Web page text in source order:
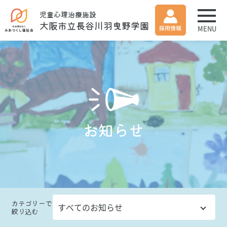
児童心理治療施設
大阪市立長谷川羽曳野学園 MENU
お知らせ
カテゴリーで
絞り込む